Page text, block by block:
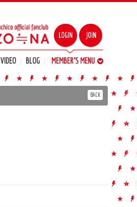
LOGIN JOIN
VIDEO BLOG MEMBER'S MENU
DIARY
Q&A
STAFF BLOG
WALLPAPER
MEMBER'S MOVIE
TICKET
FC EVENT
BIRTHDAY MAIL
MAIL MAGAZINE
BACK